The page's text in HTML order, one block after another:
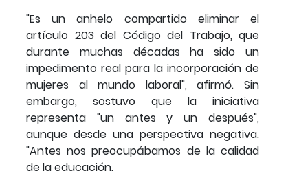
"Es un anhelo compartido eliminar el
artículo 203 del Código del Trabajo, que
durante muchas décadas ha sido un
impedimento real para la incorporación de
mujeres al mundo laboral", afirmó. Sin
embargo, sostuvo que la iniciativa
representa "un antes y un después",
aunque desde una perspectiva negativa.
"Antes nos preocupábamos de la calidad
de la educación.